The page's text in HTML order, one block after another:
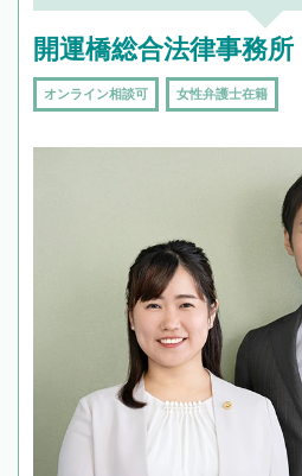
開運橋総合法律事務所
オンライン相談可 女性弁護士在籍